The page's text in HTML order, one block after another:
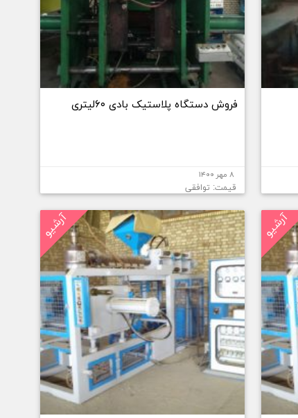
فروش دستگاه پلاستیک بادی ۶۰لیتری
۸ مهر ۱۴۰۰
قیمت: توافقی
آرشیو آرشیو